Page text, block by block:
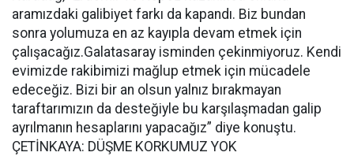
aramızdaki galibiyet farkı da kapandı. Biz bundan
sonra yolumuza en az kayıpla devam etmek için
çalışacağız.Galatasaray isminden çekinmiyoruz. Kendi
evimizde rakibimizi mağlup etmek için mücadele
edeceğiz. Bizi bir an olsun yalnız bırakmayan
taraftarımızın da desteğiyle bu karşılaşmadan galip
ayrılmanın hesaplarını yapacağız” diye konuştu.
ÇETİNKAYA: DÜŞME KORKUMUZ YOK